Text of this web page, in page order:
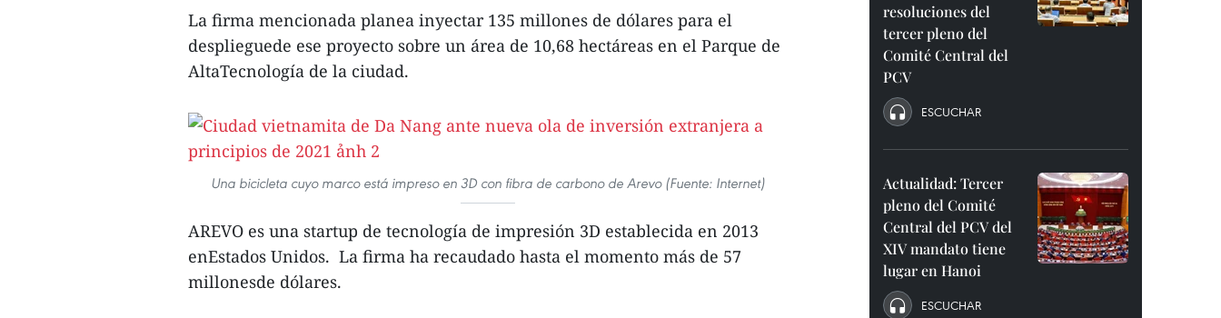
La firma mencionada planea inyectar 135 millones de dólares para el
desplieguede ese proyecto sobre un área de 10,68 hectáreas en el Parque de
AltaTecnología de la ciudad.
Una bicicleta cuyo marco está impreso en 3D con fibra de carbono de Arevo (Fuente: Internet)
AREVO es una startup de tecnología de impresión 3D establecida en 2013
enEstados Unidos. La firma ha recaudado hasta el momento más de 57
millonesde dólares.
resoluciones del
tercer pleno del
Comité Central del
PCV
ESCUCHAR
Actualidad: Tercer
pleno del Comité
Central del PCV del
XIV mandato tiene
lugar en Hanoi
ESCUCHAR